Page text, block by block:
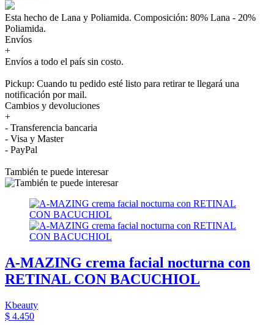
Esta hecho de Lana y Poliamida. Composición: 80% Lana - 20%
Poliamida.
Envíos
+
Envíos a todo el país sin costo.
Pickup: Cuando tu pedido esté listo para retirar te llegará una
notificación por mail.
Cambios y devoluciones
+
- Transferencia bancaria
- Visa y Master
- PayPal
También te puede interesar
A-MAZING crema facial nocturna con
RETINAL CON BACUCHIOL
Kbeauty
$ 4.450